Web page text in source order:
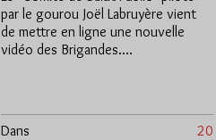
par le gourou Joël Labruyère vient
de mettre en ligne une nouvelle
vidéo des Brigandes.…
Dans
20